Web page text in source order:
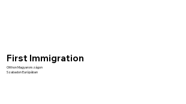
First Immigration
Otthon Magyarországon
Szabadon Európában